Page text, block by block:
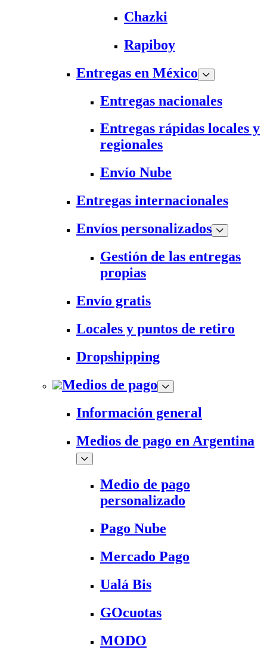
Chazki
Rapiboy
Entregas en México
Entregas nacionales
Entregas rápidas locales y
regionales
Envío Nube
Entregas internacionales
Envíos personalizados
Gestión de las entregas
propias
Envío gratis
Locales y puntos de retiro
Dropshipping
Medios de pago
Información general
Medios de pago en Argentina
Medio de pago
personalizado
Pago Nube
Mercado Pago
Ualá Bis
GOcuotas
MODO